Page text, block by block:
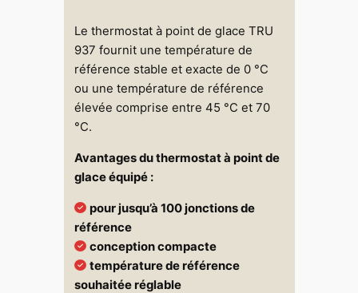
Le thermostat à point de glace TRU
937 fournit une température de
référence stable et exacte de 0 °C
ou une température de référence
élevée comprise entre 45 °C et 70
°C.
Avantages du thermostat à point de
glace équipé :
pour jusqu’à 100 jonctions de
référence
conception compacte
température de référence
souhaitée réglable